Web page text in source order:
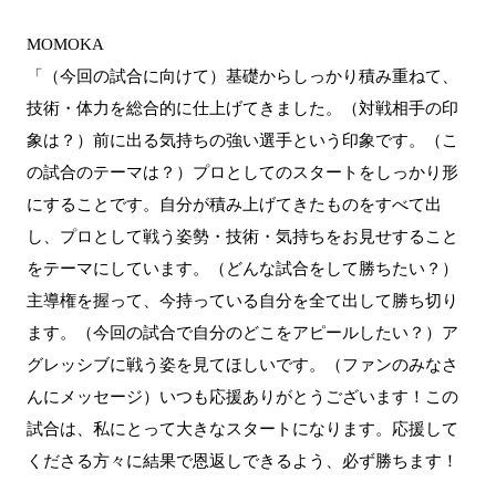
MOMOKA
「（今回の試合に向けて）基礎からしっかり積み重ねて、
技術・体力を総合的に仕上げてきました。（対戦相手の印
象は？）前に出る気持ちの強い選手という印象です。（こ
の試合のテーマは？）プロとしてのスタートをしっかり形
にすることです。自分が積み上げてきたものをすべて出
し、プロとして戦う姿勢・技術・気持ちをお見せすること
をテーマにしています。（どんな試合をして勝ちたい？）
主導権を握って、今持っている自分を全て出して勝ち切り
ます。（今回の試合で自分のどこをアピールしたい？）ア
グレッシブに戦う姿を見てほしいです。（ファンのみなさ
んにメッセージ）いつも応援ありがとうございます！この
試合は、私にとって大きなスタートになります。応援して
くださる方々に結果で恩返しできるよう、必ず勝ちます！